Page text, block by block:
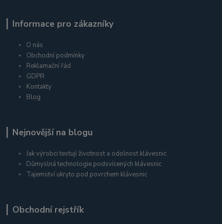
Informace pro zákazníky
O nás
Obchodní podmínky
Reklamační řád
GDPR
Kontakty
Blog
Nejnovější na blogu
Jak výrobci testují životnost a odolnost klávesnic
Důmyslná technologie podsvícených klávesnic
Tajemství ukryto pod povrchem klávesnic
Obchodní rejstřík